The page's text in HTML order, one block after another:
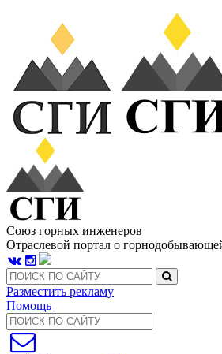
Союз горных инженеров
Отраслевой портал о
Разместить рекламу
Помощь